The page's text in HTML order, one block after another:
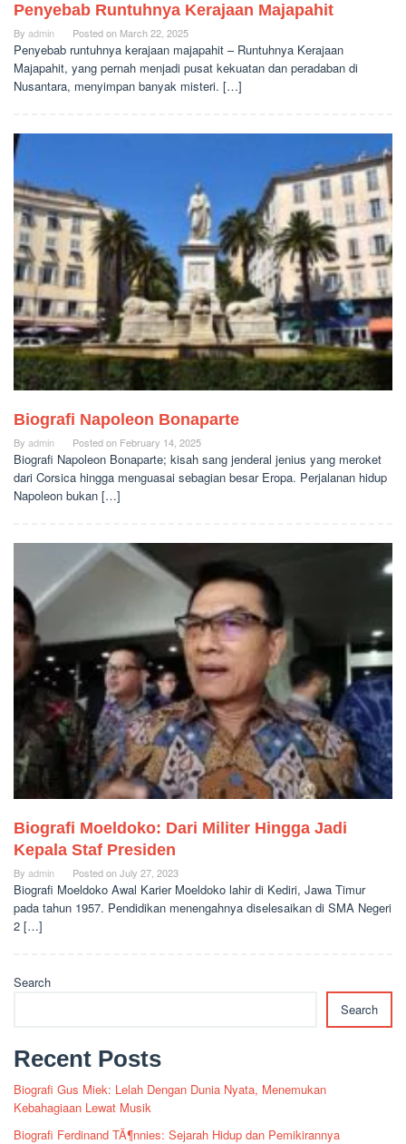
Penyebab Runtuhnya Kerajaan Majapahit
By admin Posted on March 22, 2025
Penyebab runtuhnya kerajaan majapahit – Runtuhnya Kerajaan
Majapahit, yang pernah menjadi pusat kekuatan dan peradaban di
Nusantara, menyimpan banyak misteri. […]
Biografi Napoleon Bonaparte
By admin Posted on February 14, 2025
Biografi Napoleon Bonaparte; kisah sang jenderal jenius yang meroket
dari Corsica hingga menguasai sebagian besar Eropa. Perjalanan hidup
Napoleon bukan […]
Biografi Moeldoko: Dari Militer Hingga Jadi
Kepala Staf Presiden
By admin Posted onJuly 27, 2023
Biografi Moeldoko Awal Karier Moeldoko lahir di Kediri, Jawa Timur
pada tahun 1957. Pendidikan menengahnya diselesaikan di SMA Negeri
2 […]
Search
Search
Recent Posts
Biografi Gus Miek: Lelah Dengan Dunia Nyata, Menemukan
Kebahagiaan Lewat Musik
Biografi Ferdinand TÃ¶nnies: Sejarah Hidup dan Pemikirannya